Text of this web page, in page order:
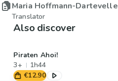
Maria Hoffmann-Dartevelle
Translator
Also discover
Piraten Ahoi!
3+
1h44
€12.90